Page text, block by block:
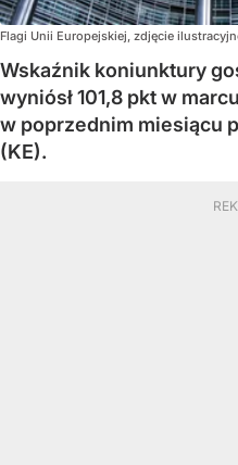
Flagi Unii Europejskiej, zdjęcie
Wskaźnik koniunktury
wyniósł 101,8 pkt w
w poprzednim miesiącu
(KE).